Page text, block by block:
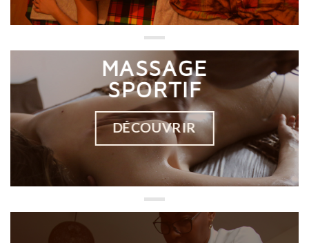
MASSAGE
SPORTIF
DÉCOUVRIR